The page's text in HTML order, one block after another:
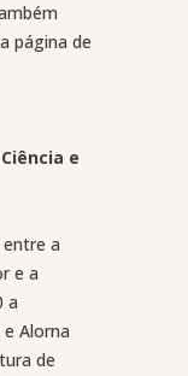
página de
e
a
e a
a
Alorna
de